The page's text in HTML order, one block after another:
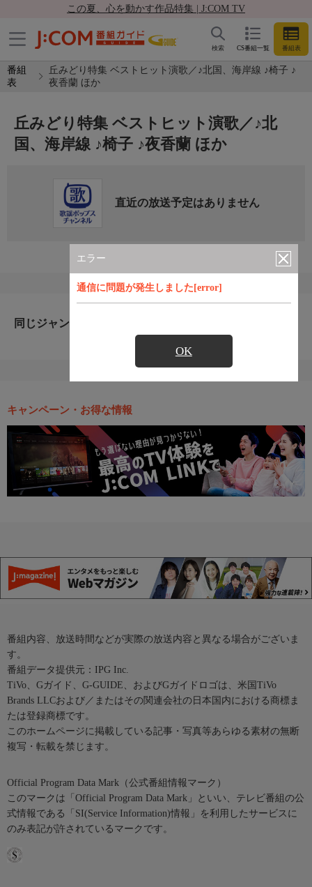
この夏、心を動かす作品特集 | J:COM TV
CS番組一覧 番組表
検索
番組
表
丘みどり特集 ベストヒット演歌／♪北国、海岸線 ♪椅子 ♪
夜香蘭 ほか
エラー
通信に問題が発生しました[error]
OK
丘みどり特集 ベストヒット演歌／♪北
国、海岸線 ♪椅子 ♪夜香蘭 ほか
直近の放送予定はありません
同じジャンルのおすすめ番組
キャンペーン・お得な情報
番組内容、放送時間などが実際の放送内容と異なる場合がございま
す。
番組データ提供元：IPG Inc.
TiVo、Gガイド、G-GUIDE、およびGガイドロゴは、米国TiVo
Brands LLCおよび／またはその関連会社の日本国内における商標ま
たは登録商標です。
このホームページに掲載している記事・写真等あらゆる素材の無断
複写・転載を禁じます。
Official Program Data Mark（公式番組情報マーク）
このマークは「Official Program Data Mark」といい、テレビ番組の公
式情報である「SI(Service Information)情報」を利用したサービスに
のみ表記が許されているマークです。